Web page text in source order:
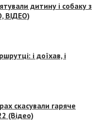
дитину і собаку з
ВІДЕО)
і доїхав, і
скасували гаряче
(Відео)